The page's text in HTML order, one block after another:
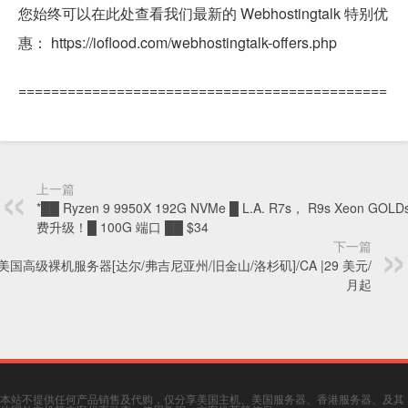
您始终可以在此处查看我们最新的 Webhostingtalk 特别优
惠： https://ioflood.com/webhostingtalk-offers.php
=============================================
上一篇
*██ Ryzen 9 9950X 192G NVMe █ L.A. R7s， R9s Xeon
费升级！█ 100G 端口 ██ $34
下一篇
国高级裸机服务器[达尔/弗吉尼亚州/旧金山/洛杉矶]/CA |29 美元/
月起
本站不提供任何产品销售及代购，仅分享美国主机、美国服务器、香港服务器、及其